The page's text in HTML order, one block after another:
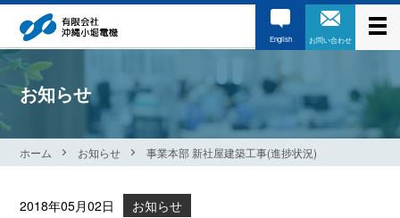
English お問い合わせ
お知らせ
ホーム お知らせ 事業本部 新社屋建築工事(進捗状況)
2018年05月02日 お知らせ